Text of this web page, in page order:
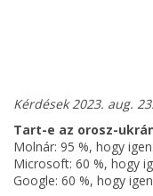
Kérdések 2023. aug. 23.
Tart-e az orosz-
Molnár: 95 %, hogy igen.
Microsoft: 60 %, hogy
Google: 60 %, hogy